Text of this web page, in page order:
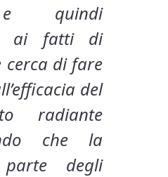
quindi
ai fatti di
cerca di fare
del
radiante
che la
degli